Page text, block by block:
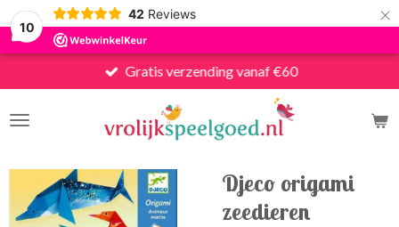
10
42 Reviews ×
Gratis verzending vanaf €60
Djeco origami
zeedieren